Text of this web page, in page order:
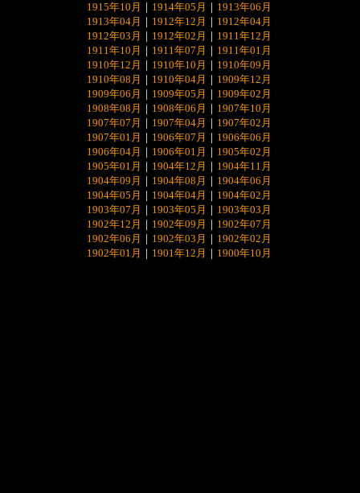
1915年10月 ｜ 1914年05月 ｜ 1913年06月
1913年04月 ｜ 1912年12月 ｜ 1912年04月
1912年03月 ｜ 1912年02月 ｜ 1911年12月
1911年10月 ｜ 1911年07月 ｜ 1911年01月
1910年12月 ｜ 1910年10月 ｜ 1910年09月
1910年08月 ｜ 1910年04月 ｜ 1909年12月
1909年06月 ｜ 1909年05月 ｜ 1909年02月
1908年08月 ｜ 1908年06月 ｜ 1907年10月
1907年07月 ｜ 1907年04月 ｜ 1907年02月
1907年01月 ｜ 1906年07月 ｜ 1906年06月
1906年04月 ｜ 1906年01月 ｜ 1905年02月
1905年01月 ｜ 1904年12月 ｜ 1904年11月
1904年09月 ｜ 1904年08月 ｜ 1904年06月
1904年05月 ｜ 1904年04月 ｜ 1904年02月
1903年07月 ｜ 1903年05月 ｜ 1903年03月
1902年12月 ｜ 1902年09月 ｜ 1902年07月
1902年06月 ｜ 1902年03月 ｜ 1902年02月
1902年01月 ｜ 1901年12月 ｜ 1900年10月